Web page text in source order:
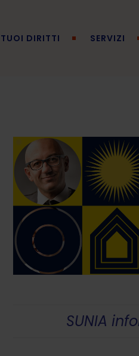
DIRITTI SERVIZI
SUNIA